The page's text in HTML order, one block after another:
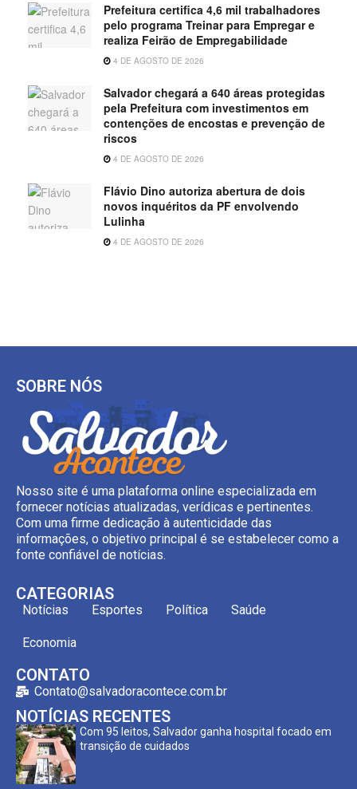
Prefeitura certifica 4,6 mil trabalhadores
pelo programa Treinar para Empregar e
realiza Feirão de Empregabilidade
4 DE AGOSTO DE 2026
Salvador chegará a 640 áreas protegidas
pela Prefeitura com investimentos em
contenções de encostas e prevenção de
riscos
4 DE AGOSTO DE 2026
Flávio Dino autoriza abertura de dois
novos inquéritos da PF envolvendo
Lulinha
4 DE AGOSTO DE 2026
SOBRE NÓS
Nosso site é uma plataforma online especializada em
fornecer notícias atualizadas, verídicas e pertinentes.
Com uma firme dedicação à autenticidade das
informações, o objetivo principal é se estabelecer como a
fonte confiável de notícias.
CATEGORIAS
Notícias Esportes Política Saúde
Economia
CONTATO
Contato@salvadoracontece.com.br
NOTÍCIAS RECENTES
Com 95 leitos, Salvador ganha hospital focado em
transição de cuidados